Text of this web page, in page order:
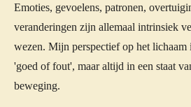
Emoties, gevoelens, patronen,
veranderingen zijn allemaal intrinsiek
wezen. Mijn perspectief op het lichaam
'goed of fout', maar altijd in een staat
beweging.